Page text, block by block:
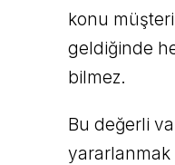
konu
geldiğinde
bilmez.
Bu değerli
yararlanmak